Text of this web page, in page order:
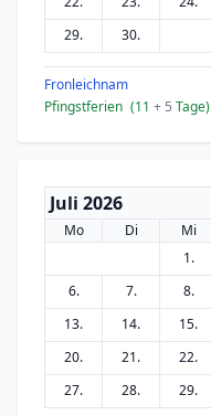
29.
30.
Fronleichnam
Pfingstferien (11 + 5 Tage)
Juli 2026
Mo Di Mi
1.
6.
7. 8.
13.
14. 15.
20.
21. 22.
27.
28. 29.